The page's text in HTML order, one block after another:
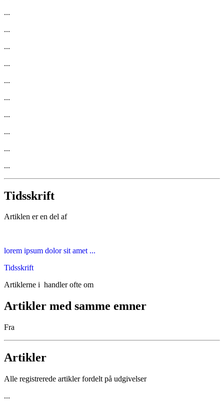
...
...
...
...
...
...
...
...
...
...
Tidsskrift
Artiklen er en del af
lorem ipsum dolor sit amet ...
Tidsskrift
Artiklerne i handler ofte om
Artikler med samme emner
Fra
Artikler
Alle registrerede artikler fordelt på udgivelser
...